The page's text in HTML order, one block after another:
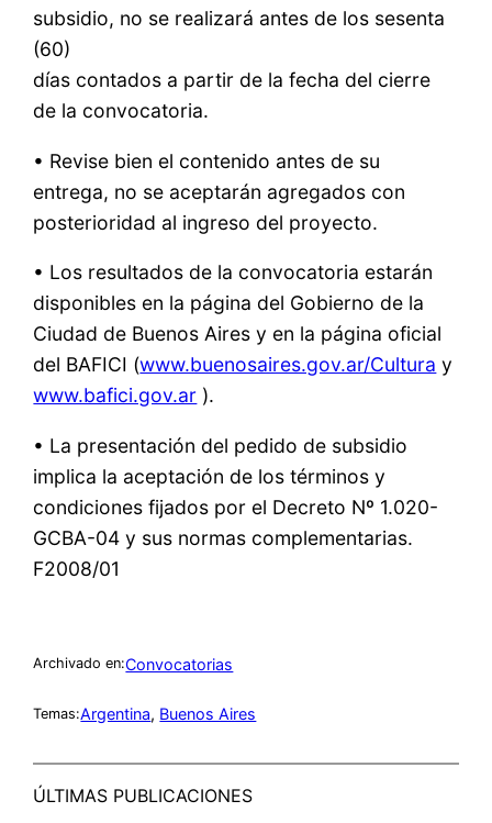
subsidio, no se realizará antes de los sesenta
(60)
días contados a partir de la fecha del cierre
de la convocatoria.
• Revise bien el contenido antes de su
entrega, no se aceptarán agregados con
posterioridad al ingreso del proyecto.
• Los resultados de la convocatoria estarán
disponibles en la página del Gobierno de la
Ciudad de Buenos Aires y en la página oficial
del BAFICI (www.buenosaires.gov.ar/Cultura y
www.bafici.gov.ar ).
• La presentación del pedido de subsidio
implica la aceptación de los términos y
condiciones fijados por el Decreto Nº 1.020-
GCBA-04 y sus normas complementarias.
F2008/01
Archivado en:Convocatorias
Temas:Argentina, Buenos Aires
ÚLTIMAS PUBLICACIONES